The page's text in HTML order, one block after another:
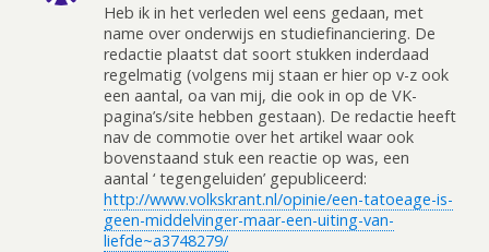
Heb ik in het verleden wel eens gedaan, met
name over onderwijs en studiefinanciering. De
redactie plaatst dat soort stukken inderdaad
regelmatig (volgens mij staan er hier op v-z ook
een aantal, oa van mij, die ook in op de VK-
pagina’s/site hebben gestaan). De redactie heeft
nav de commotie over het artikel waar ook
bovenstaand stuk een reactie op was, een
aantal ‘ tegengeluiden’ gepubliceerd:
http://www.volkskrant.nl/opinie/een-tatoeage-is-
geen-middelvinger-maar-een-uiting-van-
liefde~a3748279/